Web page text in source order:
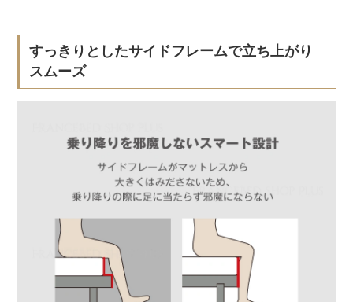
すっきりとしたサイドフレームで立ち上がり
スムーズ